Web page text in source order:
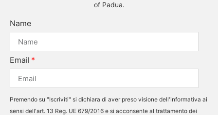
of Padua.
Name
Email
Premendo su "Iscriviti" si dichiara di aver preso visione dell'informativa ai
sensi dell'art. 13 Reg. UE 679/2016 e si acconsente al trattamento dei